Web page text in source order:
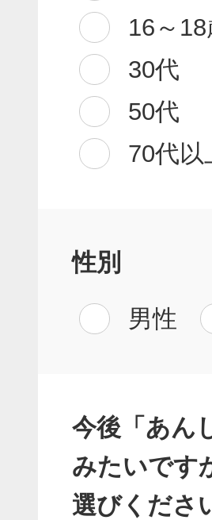
16～18
30代
50代
70代以
性別
男性
今後「あん
みたいです
選びくださ